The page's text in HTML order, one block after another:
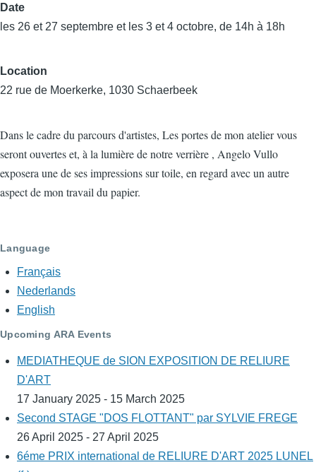
Date
les 26 et 27 septembre et les 3 et 4 octobre, de 14h à 18h
Location
22 rue de Moerkerke, 1030 Schaerbeek
Dans le cadre du parcours d'artistes, Les portes de mon atelier vous
seront ouvertes et, à la lumière de notre verrière , Angelo Vullo
exposera une de ses impressions sur toile, en regard avec un autre
aspect de mon travail du papier.
Language
Français
Nederlands
English
Upcoming ARA Events
MEDIATHEQUE de SION EXPOSITION DE RELIURE
D'ART
17 January 2025 - 15 March 2025
Second STAGE "DOS FLOTTANT" par SYLVIE FREGE
26 April 2025 - 27 April 2025
6éme PRIX international de RELIURE D'ART 2025 LUNEL